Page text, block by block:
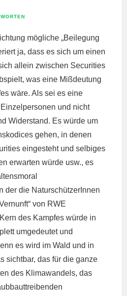
mögliche „Beilegung
ja, dass es sich um einen
allein zwischen Securities
was eine Mißdeutung
wäre. Als sei es eine
und nicht
Widerstand. Es würde um
gehen, in denen
eingesteht und selbiges
erwarten würde usw., es
der die NaturschützerInnen
von RWE
des Kampfes würde in
umgedeutet und
es wird im Wald und in
sichtbar, das für die ganze
des Klimawandels, das